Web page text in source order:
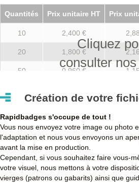
Cliquez
consulter
Quantités Prix unitaire HT Prix
10 2,400 €
20 1,800 €
50 0,960 €
500 0,660 €
750 0,640 €
1000 0,600 €
1750 0,580 €
Création de votre
Rapidbadges s'occupe de tout !
Vous nous envoyez votre image ou photo
l'adaptation et nous vous envoyons un
avant la mise en production.
Cependant, si vous souhaitez faire vous-
votre visuel, nous mettons à votre
vierges (patrons ou gabarits) ainsi que